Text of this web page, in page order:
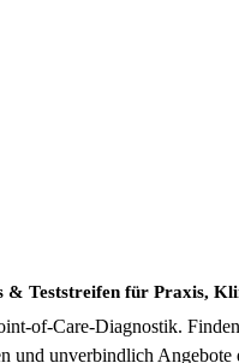
& Teststreifen für Praxis,
of-Care-Diagnostik.
und unverbindlich Angebote